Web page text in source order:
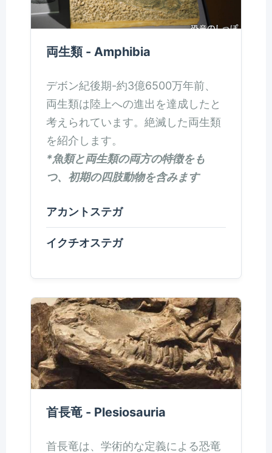
両生類 - Amphibia
デボン紀後期-約3億6500万年前、
両生類は陸上への進出を達成したと
考えられています。絶滅した両生類
を紹介します。
*魚類と両生類の両方の特徴をも
つ、初期の四肢動物を含みます
アカントステガ
イクチオステガ
首長竜 - Plesiosauria
首長竜は、学術的な定義による恐竜